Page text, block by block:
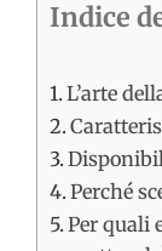
Indice
L’arte
Perché
Per quali